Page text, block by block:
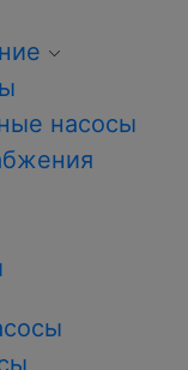
насосы